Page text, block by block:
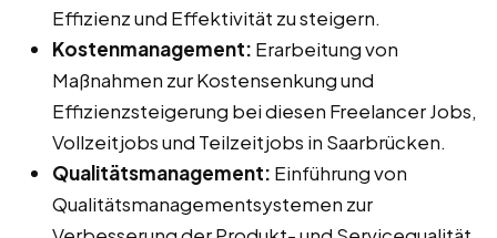
Effizienz und Effektivität zu steigern.
Kostenmanagement: Erarbeitung von
Maßnahmen zur Kostensenkung und
Effizienzsteigerung bei diesen Freelancer Jobs,
Vollzeitjobs und Teilzeitjobs in Saarbrücken.
Qualitätsmanagement: Einführung von
Qualitätsmanagementsystemen zur